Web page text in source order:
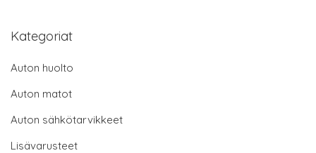
Kategoriat
Auton huolto
Auton matot
Auton sähkötarvikkeet
Lisävarusteet